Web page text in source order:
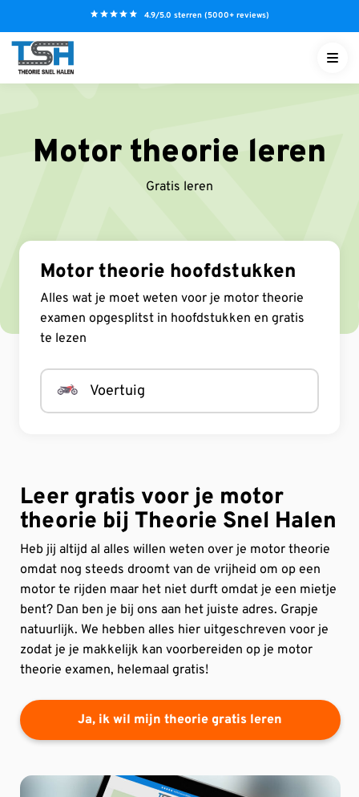
k
4.9/5.0 sterren (5000+ reviews)
NL
Motor theorie leren
Gratis leren
Motor theorie hoofdstukken
Alles wat je moet weten voor je motor theorie
examen opgesplitst in hoofdstukken en gratis
te lezen
Voertuig
Leer gratis voor je motor
theorie bij Theorie Snel Halen
Heb jij altijd al alles willen weten over je motor theorie
omdat nog steeds droomt van de vrijheid om op een
motor te rijden maar het niet durft omdat je een mietje
bent? Dan ben je bij ons aan het juiste adres. Grapje
natuurlijk. We hebben alles hier uitgeschreven voor je
zodat je je makkelijk kan voorbereiden op je motor
theorie examen, helemaal gratis!
Ja, ik wil mijn theorie gratis leren